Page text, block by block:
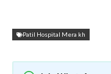
Patil Hospital Mera kh